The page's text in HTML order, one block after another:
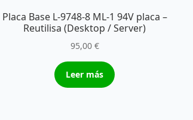
Placa Base L-9748-8 ML-1 94V placa –
Reutilisa (Desktop / Server)
95,00 €
Leer más